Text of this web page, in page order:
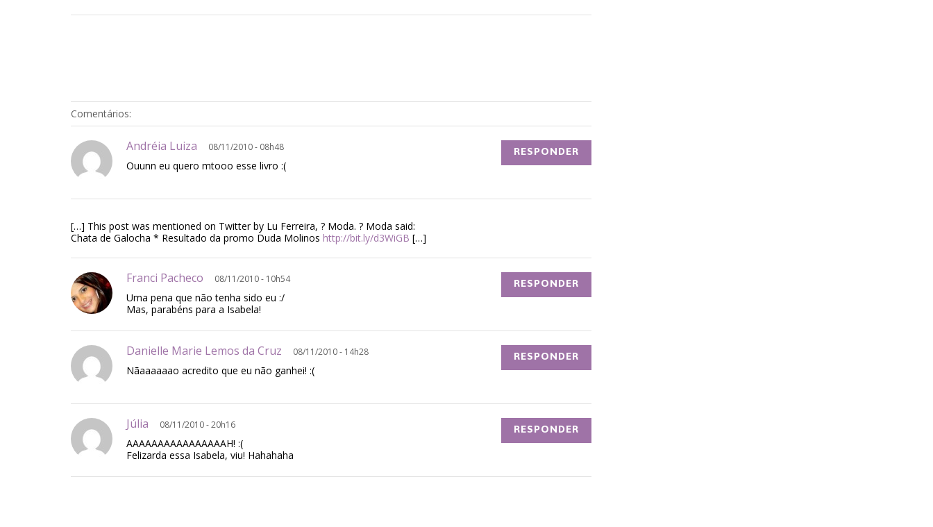
Comentários:
Andréia Luiza 08/11/2010 - 08h48
Ouunn eu quero mtooo esse livro :(
RESPONDER
[…] This post was mentioned on Twitter by Lu Ferreira, ? Moda. ? Moda said:
Chata de Galocha * Resultado da promo Duda Molinos http://bit.ly/d3WiGB […]
Franci Pacheco 08/11/2010 - 10h54
Uma pena que não tenha sido eu :/
Mas, parabéns para a Isabela!
RESPONDER
Danielle Marie Lemos da Cruz 08/11/2010 - 14h28
Nãaaaaaao acredito que eu não ganhei! :(
RESPONDER
Júlia 08/11/2010 - 20h16
AAAAAAAAAAAAAAAAH! :(
Felizarda essa Isabela, viu! Hahahaha
RESPONDER